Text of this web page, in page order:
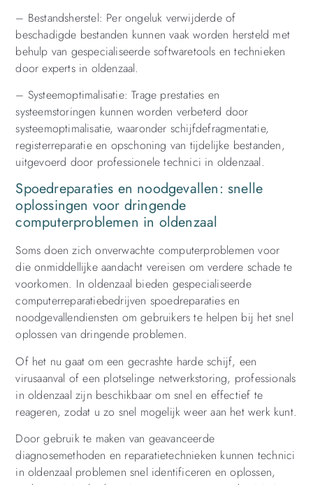
– Bestandsherstel: Per ongeluk verwijderde of
beschadigde bestanden kunnen vaak worden hersteld met
behulp van gespecialiseerde softwaretools en technieken
door experts in oldenzaal.
– Systeemoptimalisatie: Trage prestaties en
systeemstoringen kunnen worden verbeterd door
systeemoptimalisatie, waaronder schijfdefragmentatie,
registerreparatie en opschoning van tijdelijke bestanden,
uitgevoerd door professionele technici in oldenzaal.
Spoedreparaties en noodgevallen: snelle
oplossingen voor dringende
computerproblemen in oldenzaal
Soms doen zich onverwachte computerproblemen voor
die onmiddellijke aandacht vereisen om verdere schade te
voorkomen. In oldenzaal bieden gespecialiseerde
computerreparatiebedrijven spoedreparaties en
noodgevallendiensten om gebruikers te helpen bij het snel
oplossen van dringende problemen.
Of het nu gaat om een ​​gecrashte harde schijf, een
virusaanval of een plotselinge netwerkstoring, professionals
in oldenzaal zijn beschikbaar om snel en effectief te
reageren, zodat u zo snel mogelijk weer aan het werk kunt.
Door gebruik te maken van geavanceerde
diagnosemethoden en reparatietechnieken kunnen technici
in oldenzaal problemen snel identificeren en oplossen,